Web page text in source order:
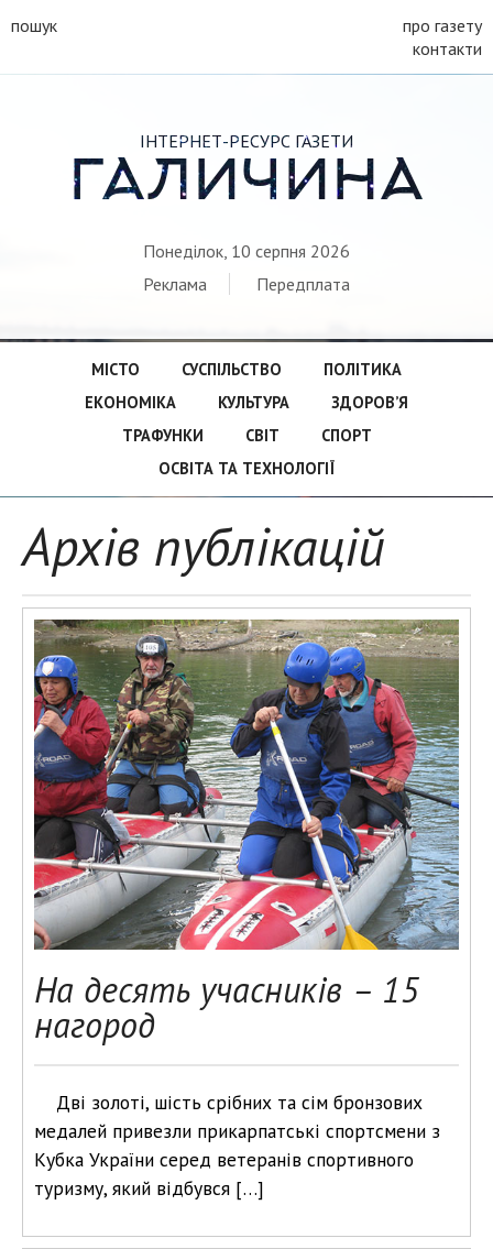
пошук
про газету
контакти
ІНТЕРНЕТ-РЕСУРС ГАЗЕТИ
ГАЛИЧИНА
Понеділок, 10 серпня 2026
Реклама
Передплата
МІСТО СУСПІЛЬСТВО
ПОЛІТИКА
ЕКОНОМІКА
КУЛЬТУРА
ЗДОРОВ’Я
ТРАФУНКИ
СВІТ
СПОРТ
ОСВІТА ТА ТЕХНОЛОГІЇ
Архів публікацій
На десять учасників – 15
нагород
Дві золоті, шість срібних та сім бронзових
медалей привезли прикарпатські спортсмени з
Кубка України серед ветеранів спортивного
туризму, який відбувся […]